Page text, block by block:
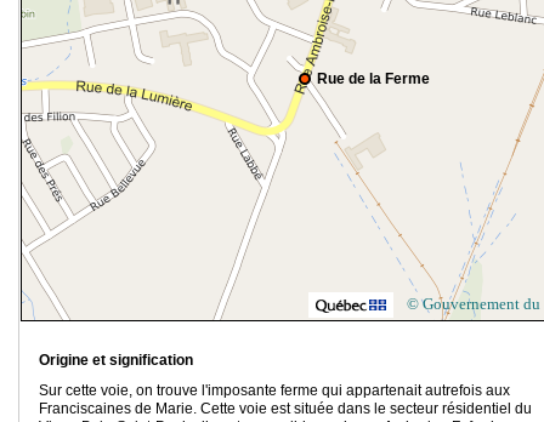
Rue de la Ferme
© Gouvernement du
Origine et signification
Sur cette voie, on trouve l'imposante ferme qui appartenait autrefois aux
Franciscaines de Marie. Cette voie est située dans le secteur résidentiel du